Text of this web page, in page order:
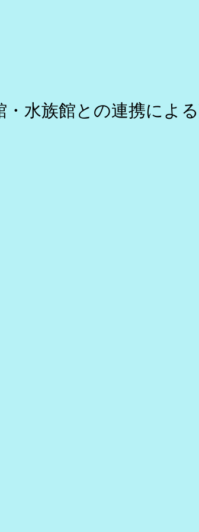
水族館との連携によ